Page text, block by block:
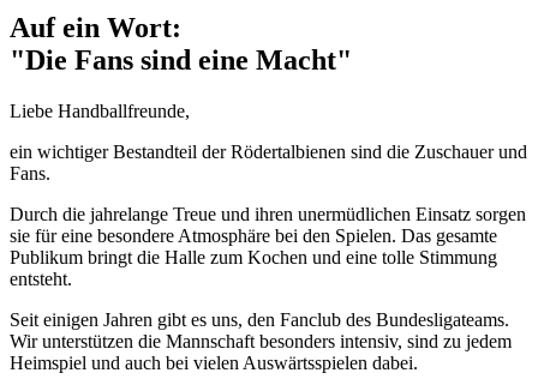
Auf ein Wort:
"Die Fans sind eine Macht"
Liebe Handballfreunde,
ein wichtiger Bestandteil der Rödertalbienen sind die Zuschauer und
Fans.
Durch die jahrelange Treue und ihren unermüdlichen Einsatz sorgen
sie für eine besondere Atmosphäre bei den Spielen. Das gesamte
Publikum bringt die Halle zum Kochen und eine tolle Stimmung
entsteht.
Seit einigen Jahren gibt es uns, den Fanclub des Bundesligateams.
Wir unterstützen die Mannschaft besonders intensiv, sind zu jedem
Heimspiel und auch bei vielen Auswärtsspielen dabei.